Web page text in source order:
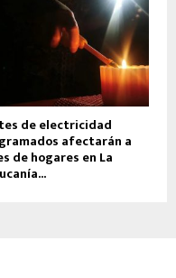
de electricidad
afectarán a
de hogares en La